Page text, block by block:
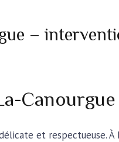
–
Canourgue
et respectueuse. À